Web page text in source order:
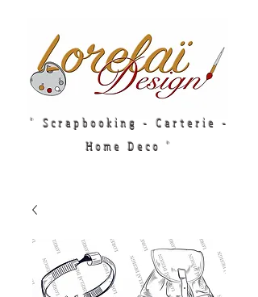
" Scrapbooking - Carterie -
Home Deco "